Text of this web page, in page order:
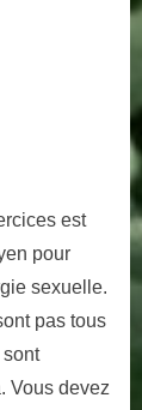
est
pour
sexuelle.
pas tous
sont
Vous devez